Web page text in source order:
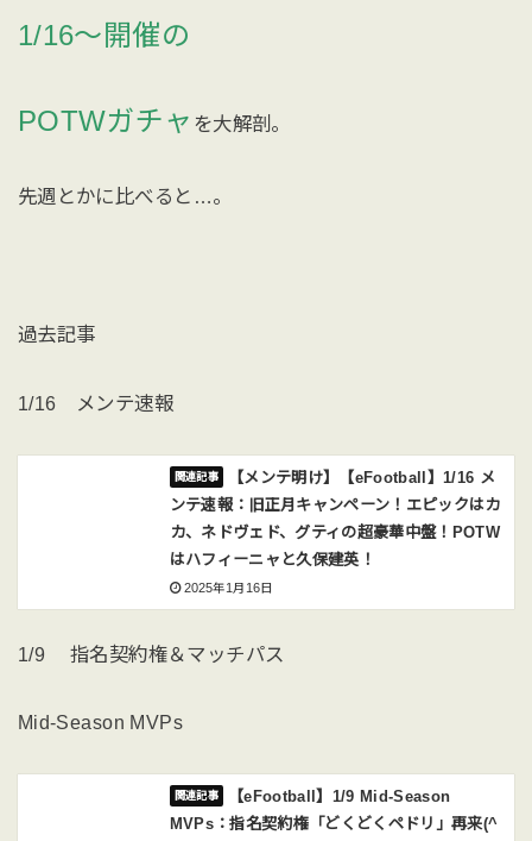
1/16〜開催の
POTWガチャ を大解剖。
先週とかに比べると…。
過去記事
1/16 メンテ速報
【メンテ明け】【eFootball】1/16 メ
ンテ速報：旧正月キャンペーン！エピックはカ
カ、ネドヴェド、グティの超豪華中盤！POTW
はハフィーニャと久保建英！
2025年1月16日
1/9 指名契約権＆マッチパス
Mid-Season MVPs
【eFootball】1/9 Mid-Season
MVPs：指名契約権「どくどくペドリ」再来(^